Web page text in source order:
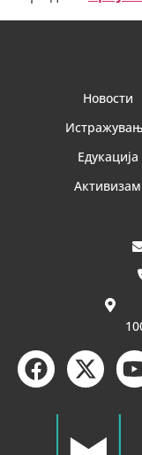
Новости
Едукација
Активизам